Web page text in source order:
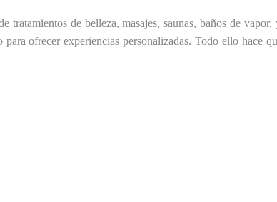
de belleza, masajes, saunas, baños de
ofrecer experiencias personalizadas. Todo ello hace